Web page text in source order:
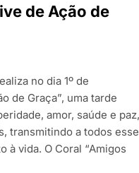
de Ação de
no dia 1º de
de Graça”, uma tarde
amor, saúde e
transmitindo a todos esse
à vida. O Coral “Amigos